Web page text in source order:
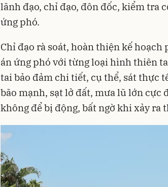
lãnh đạo, chỉ đạo, đôn đốc, kiểm tra
ứng phó.
Chỉ đạo rà soát, hoàn thiện kế
án ứng phó với từng loại hình thiên
tai bảo đảm chi tiết, cụ thể, sát thực
bão mạnh, sạt lở đất, mưa lũ lớn cực
không để bị động, bất ngờ khi xảy ra